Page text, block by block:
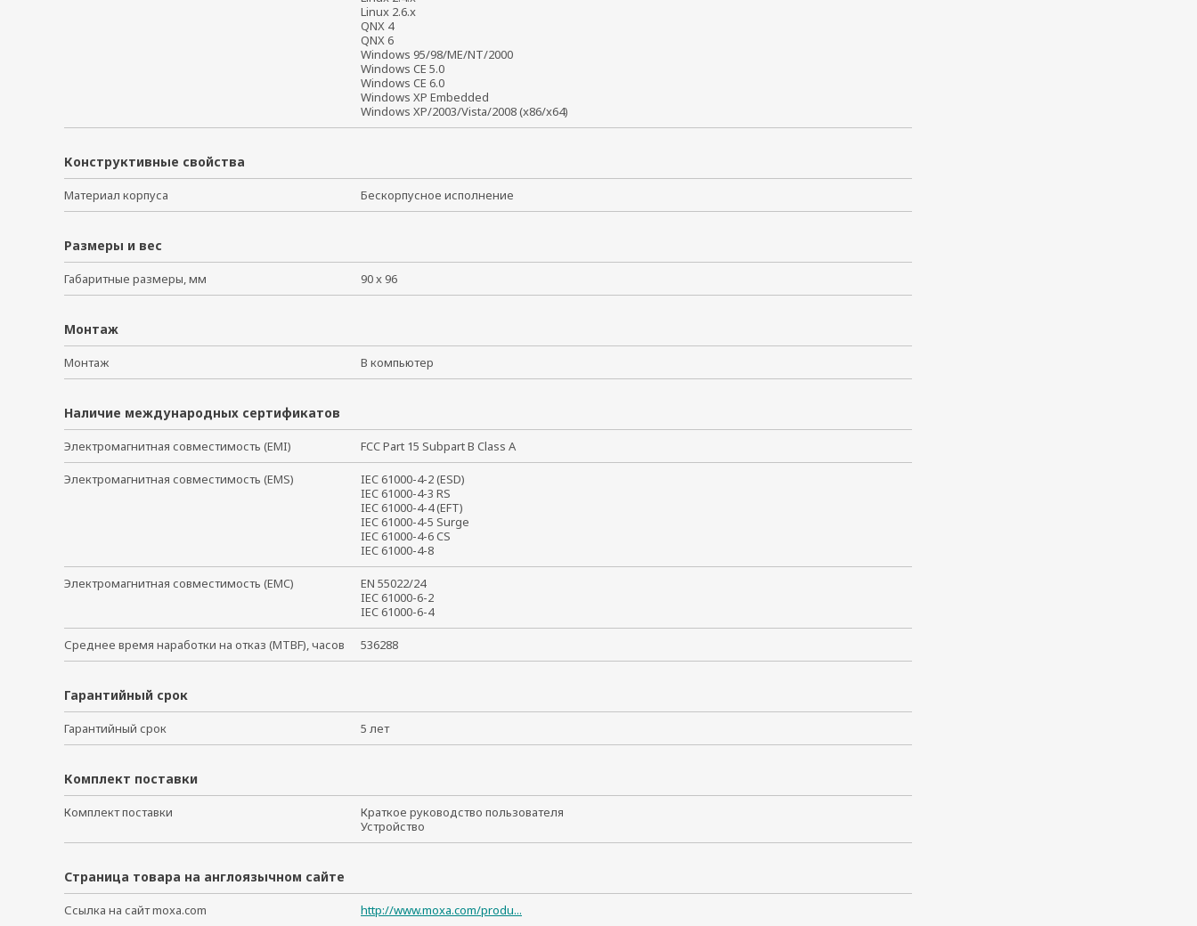
Linux 2.6.x
QNX 4
QNX 6
Windows 95/98/ME/NT/2000
Windows CE 5.0
Windows CE 6.0
Windows XP Embedded
Windows XP/2003/Vista/2008 (x86/x64)
Конструктивные свойства
Материал корпуса Бескорпусное исполнение
Размеры и вес
Габаритные размеры, мм 90 x 96
Монтаж
Монтаж В компьютер
Наличие международных сертификатов
Электромагнитная совместимость (EMI) FCC Part 15 Subpart B Class A
Электромагнитная совместимость (EMS)
IEC 61000-4-2 (ESD)
IEC 61000-4-3 RS
IEC 61000-4-4 (EFT)
IEC 61000-4-5 Surge
IEC 61000-4-6 CS
IEC 61000-4-8
Электромагнитная совместимость (EMC)
EN 55022/24
IEC 61000-6-2
IEC 61000-6-4
Среднее время наработки на отказ (MTBF), часов 536288
Гарантийный срок
Гарантийный срок 5 лет
Комплект поставки
Комплект поставки
Краткое руководство пользователя
Устройство
Страница товара на англоязычном сайте
Ссылка на сайт moxa.com http://www.moxa.com/produ...